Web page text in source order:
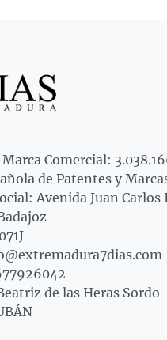
Comercial:
de Patentes y
Avenida Juan Carlos
de las Heras Sordo